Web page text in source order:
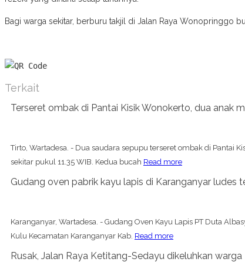
Bagi warga sekitar, berburu takjil di Jalan Raya Wonopringgo
Terkait
Terseret ombak di Pantai Kisik Wonokerto, dua anak
Tirto, Wartadesa. - Dua saudara sepupu terseret ombak di Pantai
sekitar pukul 11.35 WIB. Kedua bucah Read more
Gudang oven pabrik kayu lapis di Karanganyar ludes
Karanganyar, Wartadesa. - Gudang Oven Kayu Lapis PT Duta
Kulu Kecamatan Karanganyar Kab. Read more
Rusak, Jalan Raya Ketitang-Sedayu dikeluhkan warga